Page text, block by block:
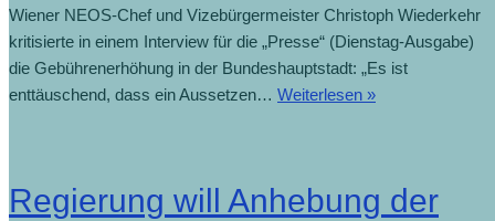
Wiener NEOS-Chef und Vizebürgermeister Christoph Wiederkehr
kritisierte in einem Interview für die „Presse“ (Dienstag-Ausgabe)
die Gebührenerhöhung in der Bundeshauptstadt: „Es ist
enttäuschend, dass ein Aussetzen… Weiterlesen »Halb
Regierung will Anhebung der